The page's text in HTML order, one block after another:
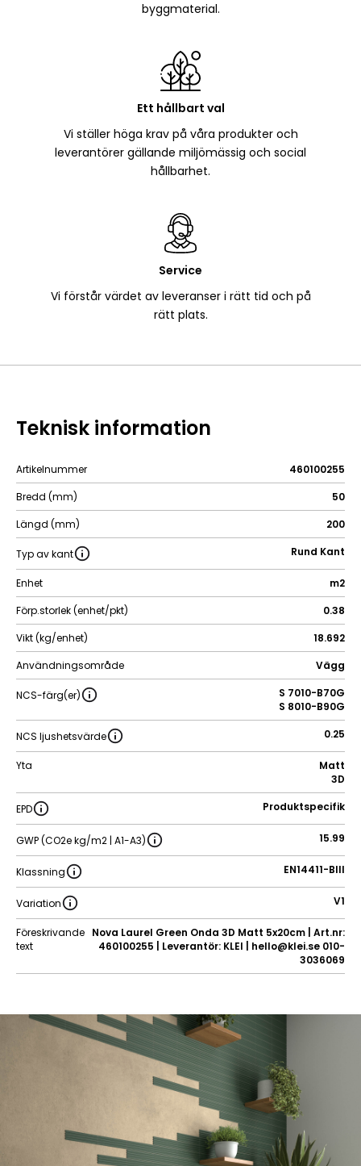
byggmaterial.
Ett hållbart val
Vi ställer höga krav på våra produkter och
leverantörer gällande miljömässig och social
hållbarhet.
Service
Vi förstår värdet av leveranser i rätt tid och på
rätt plats.
Teknisk information
Artikelnummer
460100255
Bredd (mm)
50
Längd (mm)
200
Typ av kant Rund Kant
Enhet
m2
Förp.storlek (enhet/pkt)
0.38
Vikt (kg/enhet)
18.692
Användningsområde
Vägg
NCS-färg(er)
S 7010-B70G
S 8010-B90G
NCS ljushetsvärde 0.25
Yta
Matt
3D
EPD Produktspecifik
GWP (CO2e kg/m2 | A1-A3) 15.99
Klassning EN14411-BIII
Variation V1
Föreskrivande
text
Nova Laurel Green Onda 3D Matt 5x20cm | Art.nr:
460100255 | Leverantör: KLEI | hello@klei.se 010-
3036069